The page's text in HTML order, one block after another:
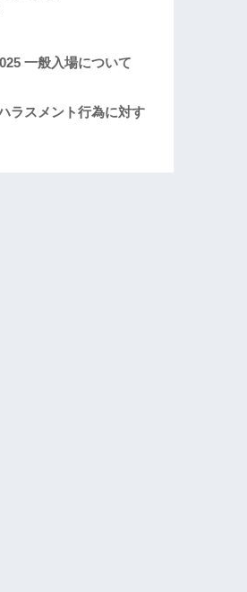
一般入場について
ラスメント行為に対す